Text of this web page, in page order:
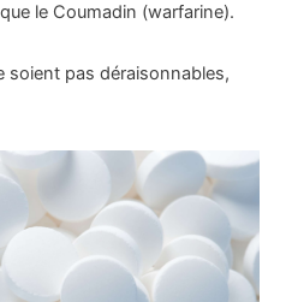
le Coumadin (warfarine).
soient pas déraisonnables,